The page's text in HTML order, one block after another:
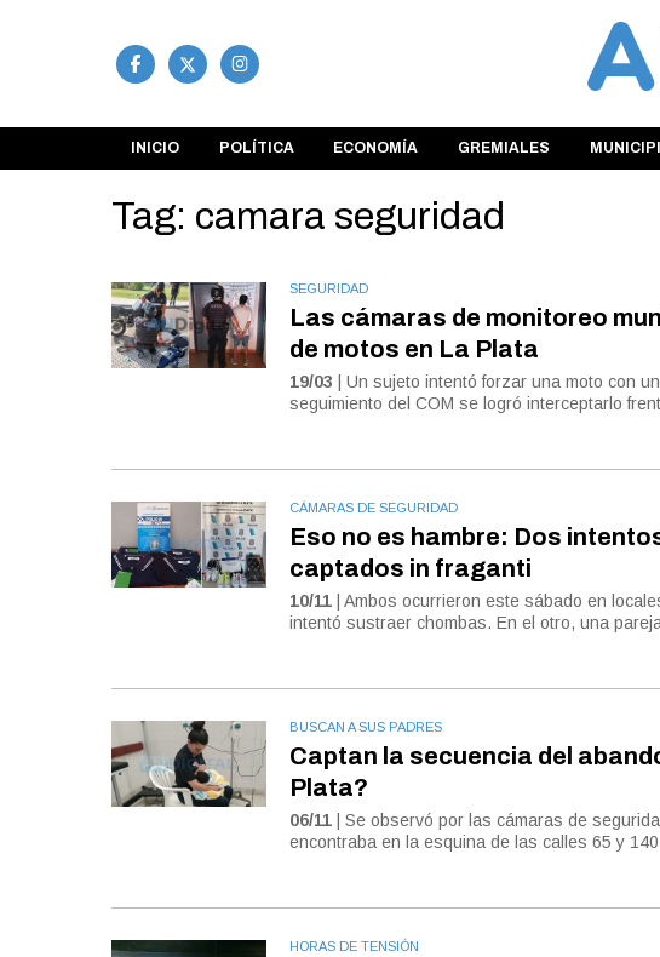
INICIO POLÍTICA ECONOMÍA GREMIALES
Tag: camara seguridad
SEGURIDAD
Las cámaras de monitoreo
de motos en La Plata
19/03 | Un sujeto intentó forzar una moto con
seguimiento del COM se logró interceptarlo
CÁMARAS DE SEGURIDAD
Eso no es hambre: Dos
captados in fraganti
10/11 | Ambos ocurrieron este sábado en
intentó sustraer chombas. En el otro, una
BUSCAN A SUS PADRES
Captan la secuencia del
Plata?
06/11 | Se observó por las cámaras de
encontraba en la esquina de las calles 65 y
HORAS DE TENSIÓN